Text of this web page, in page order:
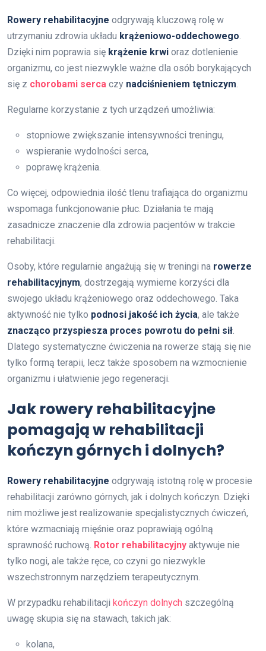
Rowery rehabilitacyjne odgrywają kluczową rolę w
utrzymaniu zdrowia układu krążeniowo-oddechowego.
Dzięki nim poprawia się krążenie krwi oraz dotlenienie
organizmu, co jest niezwykle ważne dla osób borykających
się z chorobami serca czy nadciśnieniem tętniczym.
Regularne korzystanie z tych urządzeń umożliwia:
stopniowe zwiększanie intensywności treningu,
wspieranie wydolności serca,
poprawę krążenia.
Co więcej, odpowiednia ilość tlenu trafiająca do organizmu
wspomaga funkcjonowanie płuc. Działania te mają
zasadnicze znaczenie dla zdrowia pacjentów w trakcie
rehabilitacji.
Osoby, które regularnie angażują się w treningi na rowerze
rehabilitacyjnym, dostrzegają wymierne korzyści dla
swojego układu krążeniowego oraz oddechowego. Taka
aktywność nie tylko podnosi jakość ich życia, ale także
znacząco przyspiesza proces powrotu do pełni sił.
Dlatego systematyczne ćwiczenia na rowerze stają się nie
tylko formą terapii, lecz także sposobem na wzmocnienie
organizmu i ułatwienie jego regeneracji.
Jak rowery rehabilitacyjne
pomagają w rehabilitacji
kończyn górnych i dolnych?
Rowery rehabilitacyjne odgrywają istotną rolę w procesie
rehabilitacji zarówno górnych, jak i dolnych kończyn. Dzięki
nim możliwe jest realizowanie specjalistycznych ćwiczeń,
które wzmacniają mięśnie oraz poprawiają ogólną
sprawność ruchową. Rotor rehabilitacyjny aktywuje nie
tylko nogi, ale także ręce, co czyni go niezwykle
wszechstronnym narzędziem terapeutycznym.
W przypadku rehabilitacji kończyn dolnych szczególną
uwagę skupia się na stawach, takich jak:
kolana,